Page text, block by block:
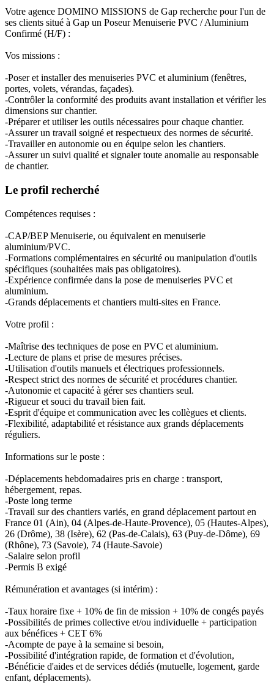
Votre agence DOMINO MISSIONS de Gap recherche pour l'un de
ses clients situé à Gap un Poseur Menuiserie PVC / Aluminium
Confirmé (H/F) :
Vos missions :
-Poser et installer des menuiseries PVC et aluminium (fenêtres,
portes, volets, vérandas, façades).
-Contrôler la conformité des produits avant installation et vérifier les
dimensions sur chantier.
-Préparer et utiliser les outils nécessaires pour chaque chantier.
-Assurer un travail soigné et respectueux des normes de sécurité.
-Travailler en autonomie ou en équipe selon les chantiers.
-Assurer un suivi qualité et signaler toute anomalie au responsable
de chantier.
Le profil recherché
Compétences requises :
-CAP/BEP Menuiserie, ou équivalent en menuiserie
aluminium/PVC.
-Formations complémentaires en sécurité ou manipulation d'outils
spécifiques (souhaitées mais pas obligatoires).
-Expérience confirmée dans la pose de menuiseries PVC et
aluminium.
-Grands déplacements et chantiers multi-sites en France.
Votre profil :
-Maîtrise des techniques de pose en PVC et aluminium.
-Lecture de plans et prise de mesures précises.
-Utilisation d'outils manuels et électriques professionnels.
-Respect strict des normes de sécurité et procédures chantier.
-Autonomie et capacité à gérer ses chantiers seul.
-Rigueur et souci du travail bien fait.
-Esprit d'équipe et communication avec les collègues et clients.
-Flexibilité, adaptabilité et résistance aux grands déplacements
réguliers.
Informations sur le poste :
-Déplacements hebdomadaires pris en charge : transport,
hébergement, repas.
-Poste long terme
-Travail sur des chantiers variés, en grand déplacement partout en
France 01 (Ain), 04 (Alpes-de-Haute-Provence), 05 (Hautes-Alpes),
26 (Drôme), 38 (Isère), 62 (Pas-de-Calais), 63 (Puy-de-Dôme), 69
(Rhône), 73 (Savoie), 74 (Haute-Savoie)
-Salaire selon profil
-Permis B exigé
Rémunération et avantages (si intérim) :
-Taux horaire fixe + 10% de fin de mission + 10% de congés payés
-Possibilités de primes collective et/ou individuelle + participation
aux bénéfices + CET 6%
-Acompte de paye à la semaine si besoin,
-Possibilité d'intégration rapide, de formation et d'évolution,
-Bénéficie d'aides et de services dédiés (mutuelle, logement, garde
enfant, déplacements).